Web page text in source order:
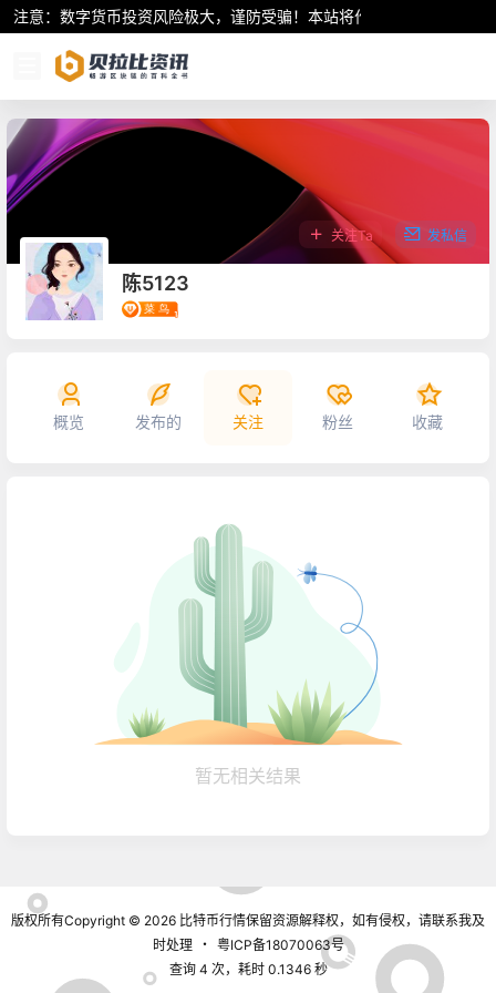
注意：数字货币投资风险极大，谨防受骗！本站将作为行业资讯共享
陈5123
关注Ta 发私信
概览 发布的 关注 粉丝 收藏
暂无相关结果
版权所有Copyright © 2026 比特币行情保留资源解释权，如有侵权，请联系我及
时处理
・ 粤ICP备18070063号
查询 4 次，耗时 0.1346 秒